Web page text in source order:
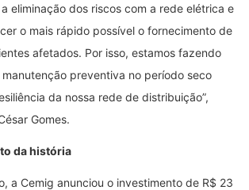
eliminação dos riscos com a rede elétrica e
o mais rápido possível o fornecimento de
afetados. Por isso, estamos fazendo
preventiva no período seco
da nossa rede de distribuição”,
Gomes.
da história
a Cemig anunciou o investimento de R$ 23